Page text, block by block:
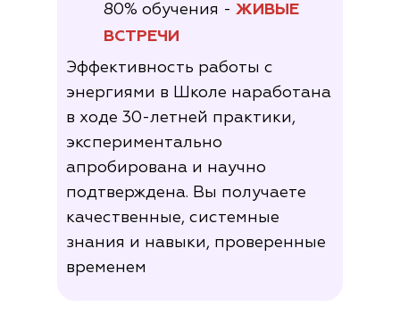
Эффективность работы с
энергиями в Школе наработана
в ходе 30-летней практики,
экспериментально
апробирована и научно
подтверждена. Вы получаете
качественные, системные
знания и навыки, проверенные
временем
80% обучения - ЖИВЫЕ
ВСТРЕЧИ